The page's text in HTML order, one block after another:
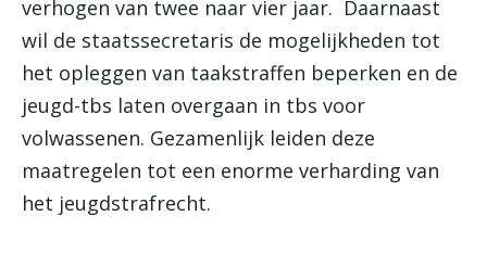
verhogen van twee naar vier jaar. Daarnaast
wil de staatssecretaris de mogelijkheden tot
het opleggen van taakstraffen beperken en de
jeugd-tbs laten overgaan in tbs voor
volwassenen. Gezamenlijk leiden deze
maatregelen tot een enorme verharding van
het jeugdstrafrecht.